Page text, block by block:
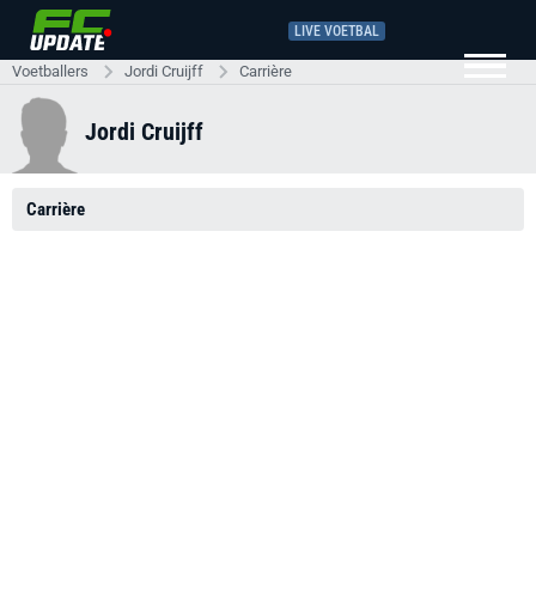
LIVE VOETBAL
Voetballers Jordi Cruijff Carrière
Jordi Cruijff
Carrière